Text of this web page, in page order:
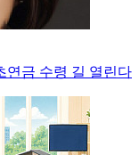
연금 수령 길 열린다